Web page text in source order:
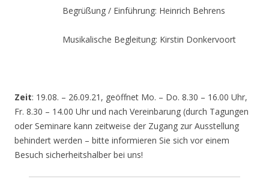
Begrüßung / Einführung: Heinrich Behrens
Musikalische Begleitung: Kirstin Donkervoort
Zeit: 19.08. – 26.09.21, geöffnet Mo. – Do. 8.30 – 16.00 Uhr,
Fr. 8.30 – 14.00 Uhr und nach Vereinbarung (durch Tagungen
oder Seminare kann zeitweise der Zugang zur Ausstellung
behindert werden – bitte informieren Sie sich vor einem
Besuch sicherheitshalber bei uns!